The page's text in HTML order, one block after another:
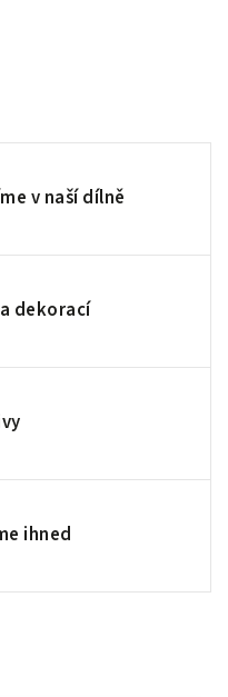
v naší dílně
dekorací
ihned